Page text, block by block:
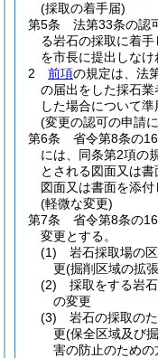
(採取の着手届)
第5条
法第33条の認
る岩石の採取に着
を市長に提出しなけ
2
前項の規定は、法
の届出をした採石
した場合について準
(変更の認可の申請
第6条
省令第8条の
には、同条第2項の
とされる図面又は
図面又は書面を添付
(軽微な変更)
第7条
省令第8条の
変更とする。
(1)
岩石採取場の
更(掘削区域の拡
(2)
採取をする岩
の変更
(3)
岩石の採取の
更(保全区域及び
害の防止のため